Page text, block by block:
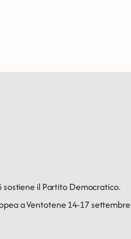
sostiene il Partito Democratico.
a Ventotene 14-17 settembre